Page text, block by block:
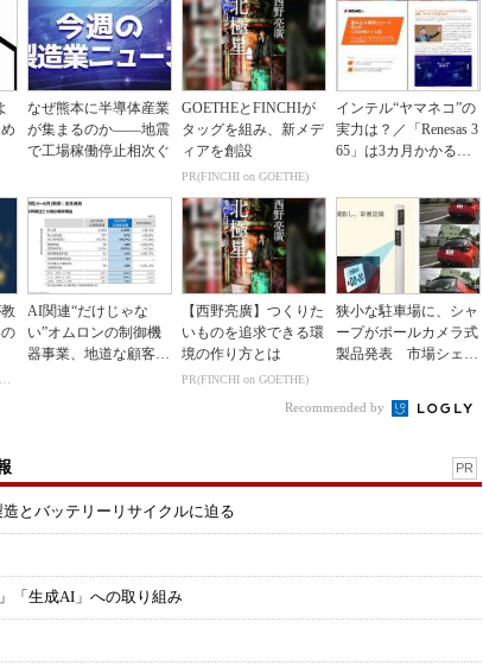
なぜ熊本に半導体産業
が集まるのか――地震
で工場稼働停止相次ぐ
GOETHEとFINCHIが
タッグを組み、新メデ
ィアを創設
PR(FINCHI on GOETHE)
インテル“ヤマネコ”の
実力は？／「Renesas 3
65」は3カ月かかる作
PR(株式会社アルファーテクノ)
AI関連“だけじゃな
い”オムロンの制御機
器事業、地道な顧客基
【西野亮廣】つくりた
いものを追求できる環
境の作り方とは
PR(FINCHI on GOETHE)
狭小な駐車場に、シャ
ープがポールカメラ式
製品発表 市場シェア
Recommended by
PR
とバッテリーリサイクルに迫る
「生成AI」への取り組み